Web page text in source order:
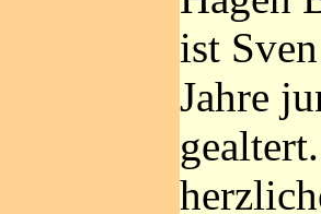
ist
Jahre